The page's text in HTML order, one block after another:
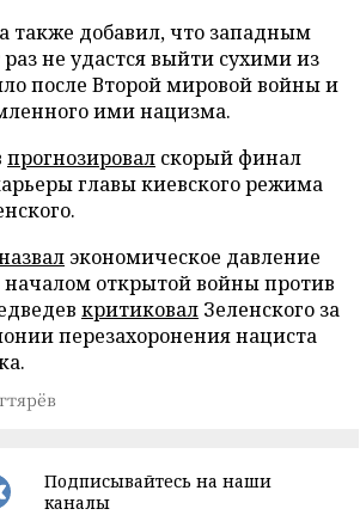
также добавил, что западным
не удастся выйти сухими из
после Второй мировой войны и
ими нацизма.
прогнозировал скорый финал
главы киевского режима
экономическое давление
началом открытой войны против
критиковал Зеленского за
перезахоронения нациста
Подписывайтесь на наши
каналы